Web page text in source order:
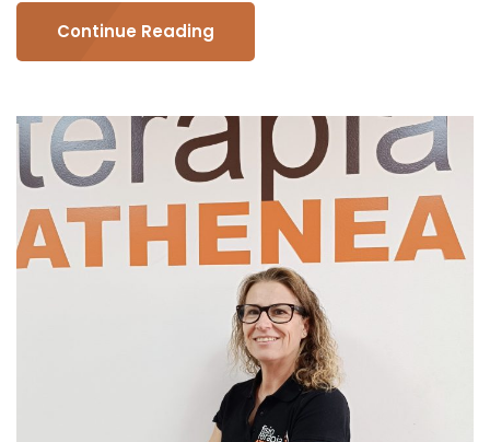
Continue Reading